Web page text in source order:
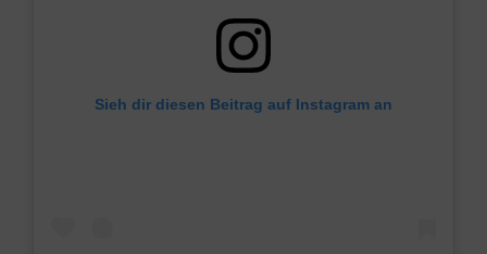
Sieh dir diesen Beitrag auf Instagram an